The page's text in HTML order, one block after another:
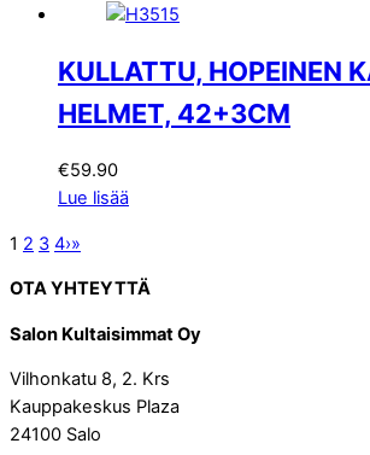
KULLATTU, HOPEINEN
HELMET, 42+3CM
€59.90
Lue lisää
1 2 3 4›»
OTA YHTEYTTÄ
Salon Kultaisimmat Oy
Vilhonkatu 8, 2. Krs
Kauppakeskus Plaza
24100 Salo